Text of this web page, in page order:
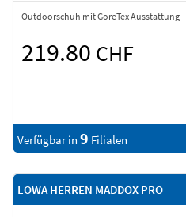
Outdoorschuh mit GoreTex Ausstattung
219.80 CHF
Verfügbar in 9 Filialen
LOWA HERREN MADDOX PRO